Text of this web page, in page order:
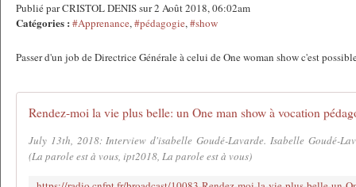
Publié par CRISTOL DENIS sur 2 Août 2018, 06:02am
Catégories : #Apprenance,#pédagogie,#show
Passer d'un job de Directrice Générale à celui de One woman show c'est
Rendez-moi la vie plus belle: un One man show à vocation
July 13th, 2018: Interview d'isabelle Goudé-Lavarde. Isabelle Goudé-
(La parole est à vous, ipt2018, La parole est à vous)